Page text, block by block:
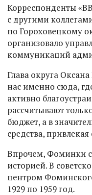
Корреспонденты
с другими
по Гороховецкому
организовало
коммуникаций
Глава округа
нас именно сюда,
активно
рассчитывают
бюджет, а в
средства,
Впрочем, Фоминки
историей. В
центром
1929 по 1959 год.